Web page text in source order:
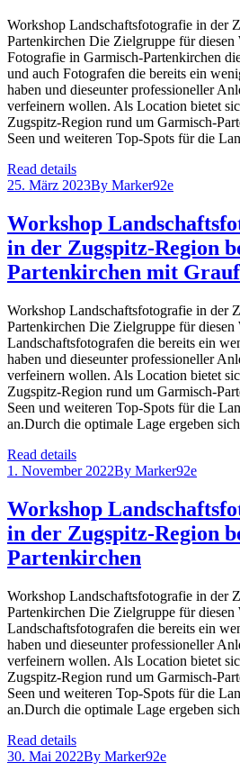
Workshop Landschaftsfotografie in der
Partenkirchen Die Zielgruppe für diesen
Fotografie in Garmisch-Partenkirchen
und auch Fotografen die bereits ein
haben und dieseunter professioneller
verfeinern wollen. Als Location bietet
Zugspitz-Region rund um Garmisch-
Seen und weiteren Top-Spots für die
Read details
25. März 2023By Marker92e
Workshop
in der Zugspitz-Region
Partenkirchen mit
Workshop Landschaftsfotografie in der
Partenkirchen Die Zielgruppe für diesen
Landschaftsfotografen die bereits ein
haben und dieseunter professioneller
verfeinern wollen. Als Location bietet
Zugspitz-Region rund um Garmisch-
Seen und weiteren Top-Spots für die
an.Durch die optimale Lage ergeben
Read details
1. November 2022By Marker92e
Workshop
in der Zugspitz-Region
Partenkirchen
Workshop Landschaftsfotografie in der
Partenkirchen Die Zielgruppe für diesen
Landschaftsfotografen die bereits ein
haben und dieseunter professioneller
verfeinern wollen. Als Location bietet
Zugspitz-Region rund um Garmisch-
Seen und weiteren Top-Spots für die
an.Durch die optimale Lage ergeben
Read details
30. Mai 2022By Marker92e